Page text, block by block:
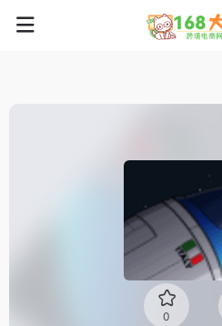
0